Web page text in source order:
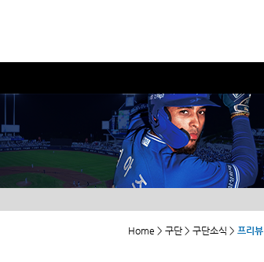
Home > 구단 > 구단소식 > 프리뷰